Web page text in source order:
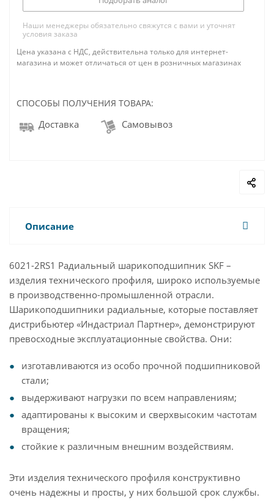
Наши менеджеры обязательно свяжутся с вами и уточнят
условия заказа
Цена указана с НДС, действительна только для интернет-
магазина и может отличаться от цен в розничных магазинах
СПОСОБЫ ПОЛУЧЕНИЯ ТОВАРА:
Доставка Самовывоз
Описание
6021-2RS1 Радиальный шарикоподшипник SKF –
изделия технического профиля, широко используемые
в производственно-промышленной отрасли.
Шарикоподшипники радиальные, которые поставляет
дистрибьютер «Индастриал Партнер», демонстрируют
превосходные эксплуатационные свойства. Они:
изготавливаются из особо прочной подшипниковой
стали;
выдерживают нагрузки по всем направлениям;
адаптированы к высоким и сверхвысоким частотам
вращения;
стойкие к различным внешним воздействиям.
Эти изделия технического профиля конструктивно
очень надежны и просты, у них большой срок службы.